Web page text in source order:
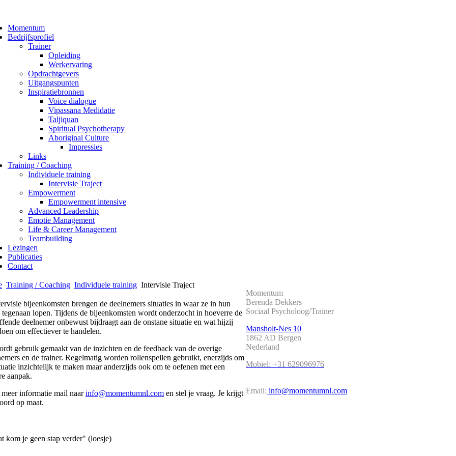
Momentum
Bedrijfsprofiel
Trainer
Opleiding
Werkervaring
Opdrachtgevers
Uitgangspunten
Inspiratiebronnen
Voice dialogue
Vipassana Medidatie
Taljiquan
Spiritual Psychotherapy
Aboriginal Culture
Impressies
Links
Training / Coaching
Individuele training
Intervisie Traject
Empowerment
Empowerment intensive
Advanced Leadership
Emotie Management
Life & Career Management
Teambuilding
Lezingen
Publicaties
Contact
Training / Coaching Individuele training Intervisie Traject
bijeenkomsten brengen de deelnemers situaties in waar ze in hun
lopen. Tijdens de bijeenkomsten wordt onderzocht in hoeverre de
deelnemer onbewust bijdraagt aan de onstane situatie en wat hijzij
om effectiever te handelen.
gebruik gemaakt van de inzichten en de feedback van de overige
en de trainer. Regelmatig worden rollenspellen gebruikt, enerzijds om
inzichtelijk te maken maar anderzijds ook om te oefenen met een
aanpak.
informatie mail naarinfo@momentumnl.com en stel je vraag. Je krijgt
op maat.
Momentum
Berenda Dekkers
Sociaal Psycholoog/Trainer
Mansholt-Nes 10
1862 AD Bergen
Nederland
Mobiel: +31 629096976
Email: info@momentumnl.com
kom je geen stap verder" (loesje)